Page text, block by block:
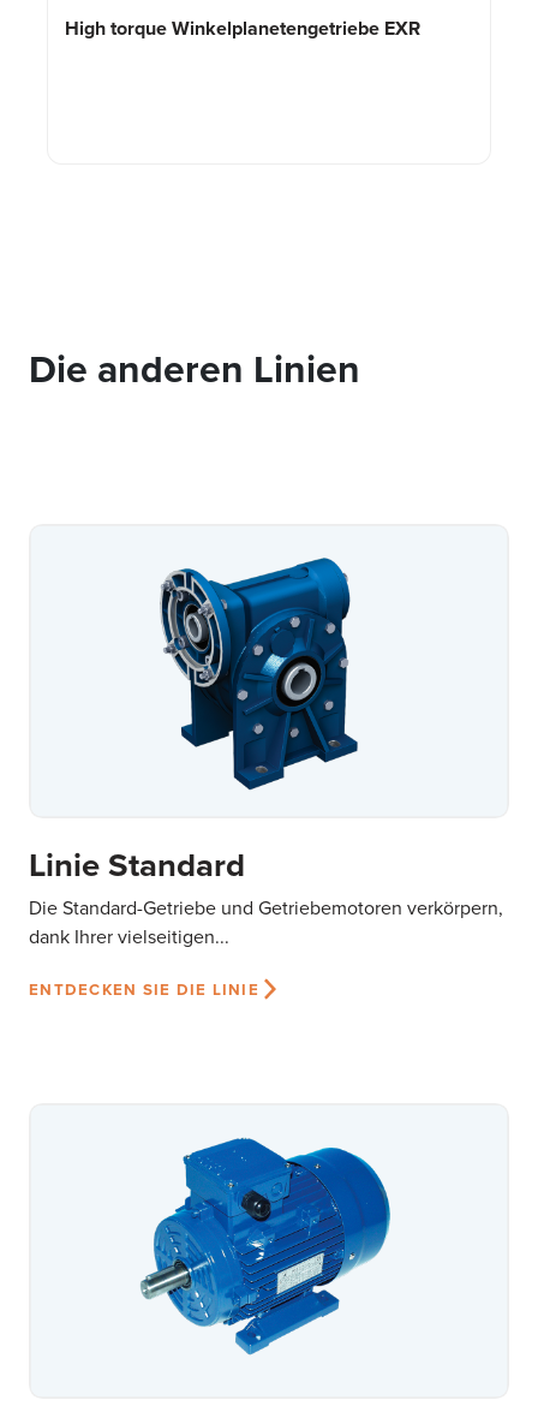
High torque Winkelplanetengetriebe EXR
Die anderen Linien
Linie Standard
Die Standard-Getriebe und Getriebemotoren verkörpern,
dank Ihrer vielseitigen...
ENTDECKEN SIE DIE LINIE